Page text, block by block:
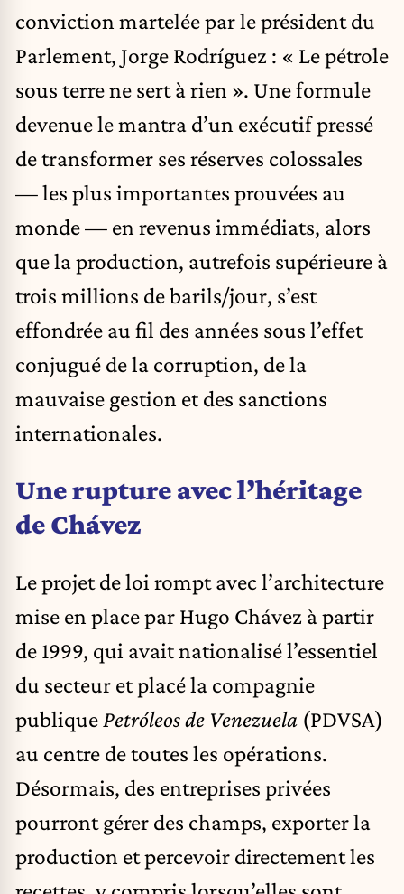
conviction martelée par le président du
Parlement, Jorge Rodríguez : « Le pétrole
sous terre ne sert à rien ». Une formule
devenue le mantra d’un exécutif pressé
de transformer ses réserves colossales
— les plus importantes prouvées au
monde — en revenus immédiats, alors
que la production, autrefois supérieure à
trois millions de barils/jour, s’est
effondrée au fil des années sous l’effet
conjugué de la corruption, de la
mauvaise gestion et des sanctions
internationales.
Une rupture avec l’héritage
de Chávez
Le projet de loi rompt avec l’architecture
mise en place par Hugo Chávez à partir
de 1999, qui avait nationalisé l’essentiel
du secteur et placé la compagnie
publique Petróleos de Venezuela (PDVSA)
au centre de toutes les opérations.
Désormais, des entreprises privées
pourront gérer des champs, exporter la
production et percevoir directement les